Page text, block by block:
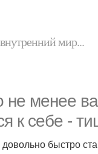
мир...
не менее
к себе -
быстро